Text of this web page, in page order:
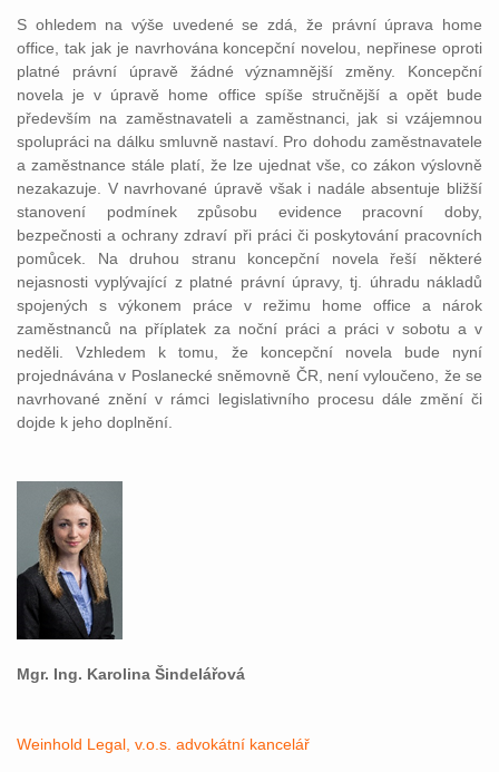
S ohledem na výše uvedené se zdá, že právní úprava home
office, tak jak je navrhována koncepční novelou, nepřinese oproti
platné právní úpravě žádné významnější změny. Koncepční
novela je v úpravě home office spíše stručnější a opět bude
především na zaměstnavateli a zaměstnanci, jak si vzájemnou
spolupráci na dálku smluvně nastaví. Pro dohodu zaměstnavatele
a zaměstnance stále platí, že lze ujednat vše, co zákon výslovně
nezakazuje. V navrhované úpravě však i nadále absentuje bližší
stanovení podmínek způsobu evidence pracovní doby,
bezpečnosti a ochrany zdraví při práci či poskytování pracovních
pomůcek. Na druhou stranu koncepční novela řeší některé
nejasnosti vyplývající z platné právní úpravy, tj. úhradu nákladů
spojených s výkonem práce v režimu home office a nárok
zaměstnanců na příplatek za noční práci a práci v sobotu a v
neděli. Vzhledem k tomu, že koncepční novela bude nyní
projednávána v Poslanecké sněmovně ČR, není vyloučeno, že se
navrhované znění v rámci legislativního procesu dále změní či
dojde k jeho doplnění.
Mgr. Ing. Karolina Šindelářová
Weinhold Legal, v.o.s. advokátní kancelář